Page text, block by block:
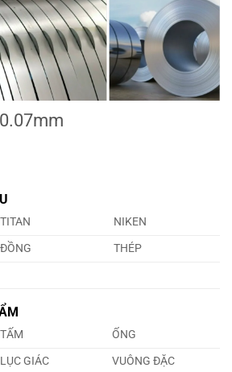
TITAN
NIKEN
ĐỒNG
THÉP
TẤM
ỐNG
LỤC GIÁC
VUÔNG ĐẶC